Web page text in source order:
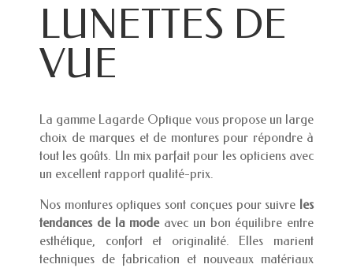
LUNETTES DE
VUE
La gamme Lagarde Optique vous propose un large
choix de marques et de montures pour répondre à
tout les goûts. Un mix parfait pour les opticiens avec
un excellent rapport qualité-prix.
Nos montures optiques sont conçues pour suivre les
tendances de la mode avec un bon équilibre entre
esthétique, confort et originalité. Elles marient
techniques de fabrication et nouveaux matériaux